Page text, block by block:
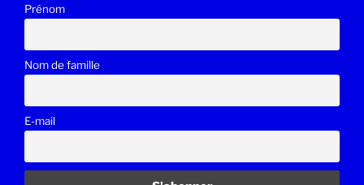
Prénom
Nom de famille
E-mail